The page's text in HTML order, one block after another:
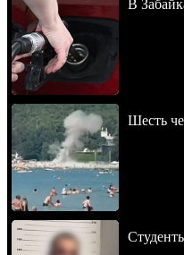
В
Шесть